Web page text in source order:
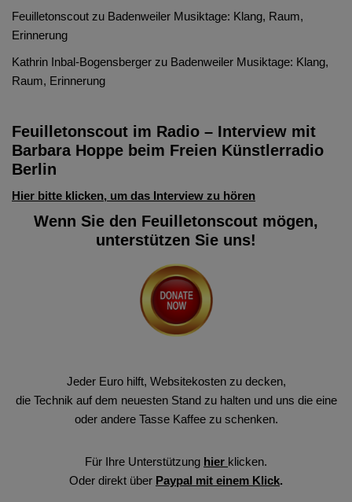
Feuilletonscout zu Badenweiler Musiktage: Klang, Raum,
Erinnerung
Kathrin Inbal-Bogensberger zu Badenweiler Musiktage: Klang,
Raum, Erinnerung
Feuilletonscout im Radio – Interview mit
Barbara Hoppe beim Freien Künstlerradio
Berlin
Hier bitte klicken, um das Interview zu hören
Wenn Sie den Feuilletonscout mögen,
unterstützen Sie uns!
Jeder Euro hilft, Websitekosten zu decken,
die Technik auf dem neuesten Stand zu halten und uns die eine
oder andere Tasse Kaffee zu schenken.
Für Ihre Unterstützung hier klicken.
Oder direkt über Paypal mit einem Klick.